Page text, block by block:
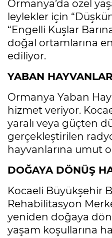
Ormanya’da özel
leylekler için
“Engelli Kuşlar
doğal ortamlarına
ediliyor.
YABAN
Ormanya Yaban
hizmet veriyor.
yaralı veya güçten
gerçekleştirilen
hayvanlarına umut
DOĞAYA DÖNÜŞ
Kocaeli Büyükşehir
Rehabilitasyon
yeniden doğaya
yaşam koşullarına